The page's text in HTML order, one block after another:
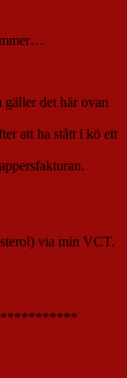
det här ovan
att ha stått i kö ett
via min VCT.